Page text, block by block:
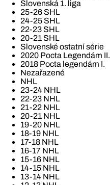
Slovenská 1. liga
25-26 SHL
24-25 SHL
22-23 SHL
20-21 SHL
Slovenské ostatní série
2020 Pocta Legendám II.
2018 Pocta legendám I.
Nezařazené
NHL
23-24 NHL
22-23 NHL
21-22 NHL
20-21 NHL
19-20 NHL
18-19 NHL
17-18 NHL
16-17 NHL
15-16 NHL
14-15 NHL
13-14 NHL